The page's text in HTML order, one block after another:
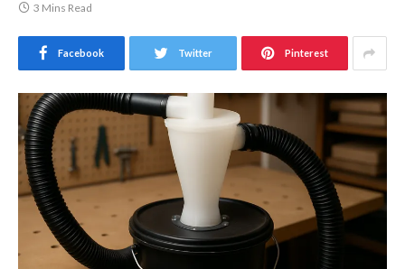
3 Mins Read
Facebook Twitter Pinterest